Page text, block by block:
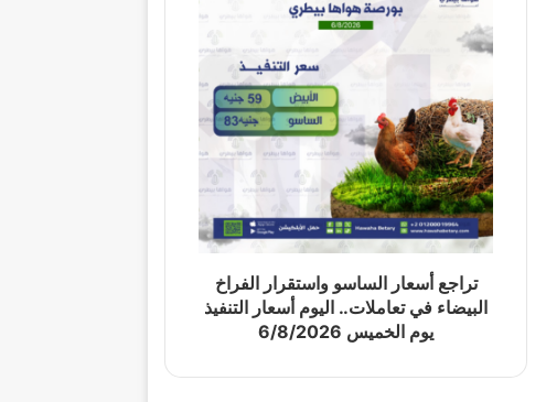
تراجع أسعار الساسو واستقرار الفراخ
البيضاء في تعاملات.. اليوم أسعار التنفيذ
يوم الخميس 6/8/2026